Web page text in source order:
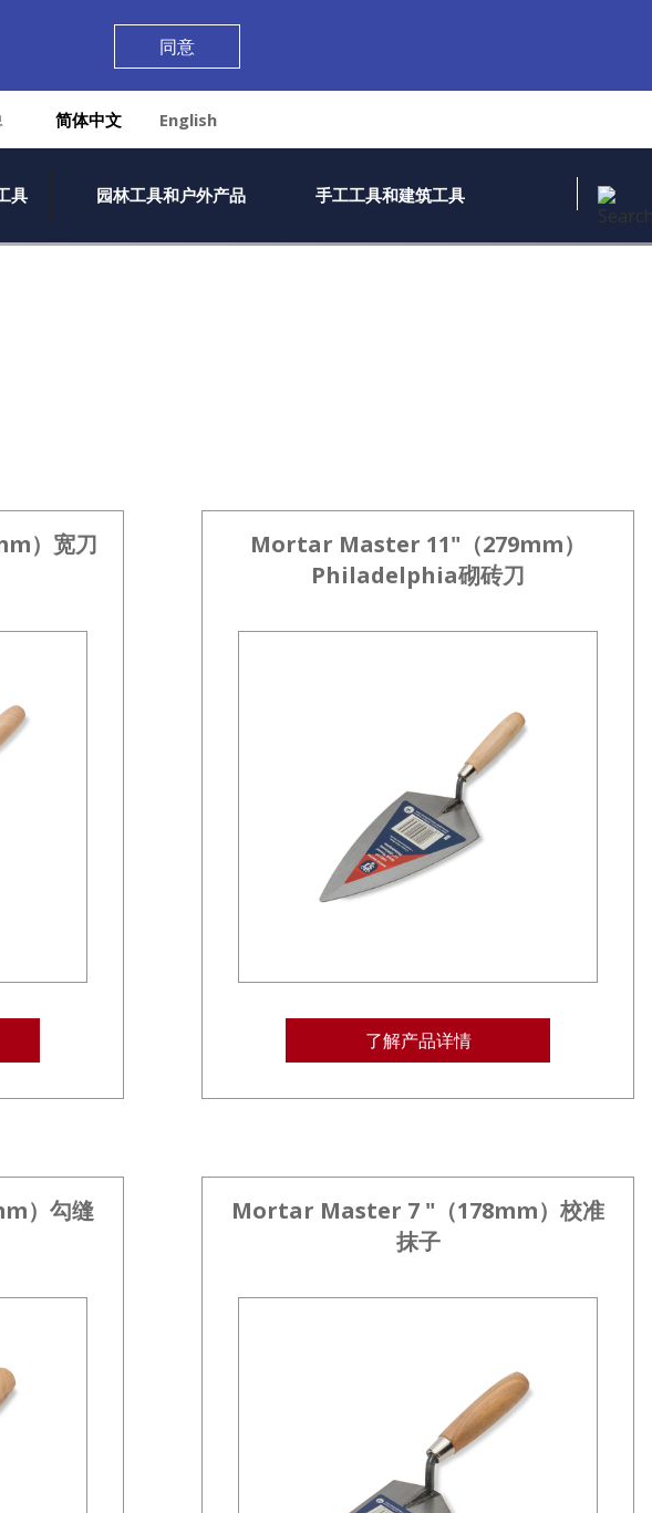
同意
简体中文 English
Search
具 园林工具和户外产品 手工工具和建筑工具
）宽刀
Mortar Master 11"（279mm）
Philadelphia砌砖刀
了解产品详情
）勾缝
Mortar Master 7 "（178mm）校准
抹子